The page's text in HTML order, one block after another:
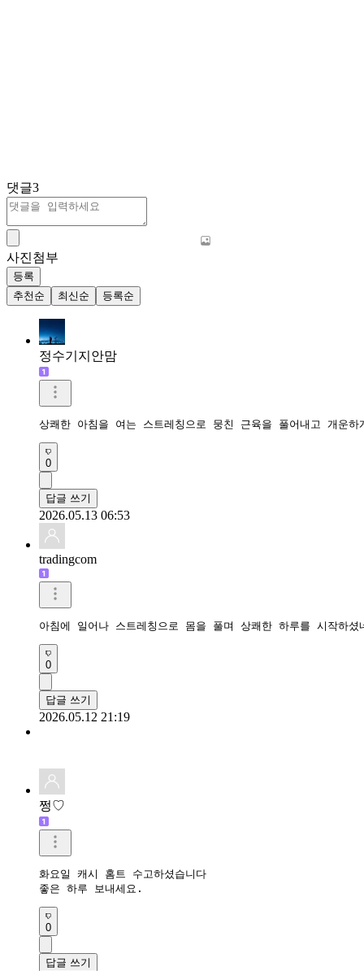
댓글3
사진첨부
등록
추천순
최신순 등록순
정수기지안맘
상쾌한 아침을 여는 스트레칭으로 뭉친 근육을 풀어내고 개운
0
답글 쓰기
2026.05.13 06:53
tradingcom
아침에 일어나 스트레칭으로 몸을 풀며 상쾌한 하루를 시작하
0
답글 쓰기
2026.05.12 21:19
쩡♡
화요일 캐시 홈트 수고하셨습니다
좋은 하루 보내세요.
0
답글 쓰기